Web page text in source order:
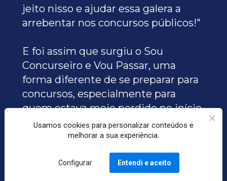
jeito nisso e ajudar essa galera a
arrebentar nos concursos públicos!"
E foi assim que surgiu o Sou
Concurseiro e Vou Passar, uma
forma diferente de se preparar para
concursos, especialmente para
quem estava meio perdido no início.
Agora com mais de 5.223 alunos
aprovados na conta, ele sabe que
tem uma fórmula que funciona e vai
te aprovar.
Usamos cookies para personalizar conteúdos e
melhorar a sua experiência.
Configurar Entendi e aceito